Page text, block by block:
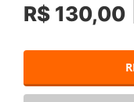
R$ 130,00